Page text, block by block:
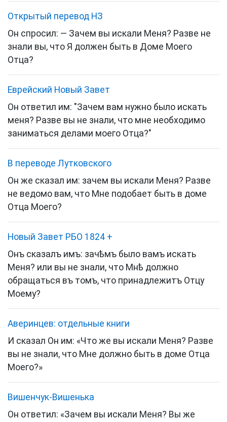
Открытый перевод НЗ
Он спросил: — Зачем вы искали Меня? Разве не
знали вы, что Я должен быть в Доме Моего
Отца?
Еврейский Новый Завет
Он ответил им: "Зачем вам нужно было искать
меня? Разве вы не знали, что мне необходимо
заниматься делами моего Отца?"
В переводе Лутковского
Он же сказал им: зачем вы искали Меня? Разве
не ведомо вам, что Мне подобает быть в доме
Отца Моего?
Новый Завет РБО 1824 +
Онъ сказалъ имъ: зачѣмъ было вамъ искать
Меня? или вы не знали, что Мнѣ должно
обращаться въ томъ, что принадлежитъ Отцу
Моему?
Аверинцев: отдельные книги
И сказал Он им: «Что же вы искали Меня? Разве
вы не знали, что Мне должно быть в доме Отца
Моего?»
Вишенчук-Вишенька
Он ответил: «Зачем вы искали Меня? Вы же